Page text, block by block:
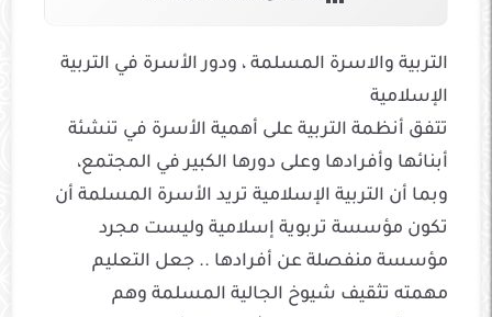
التربية والاسرة المسلمة ، ودور الأسرة في التربية
الإسلامية
تتفق أنظمة التربية على أهمية الأسرة في تنشئة
أبنائها وأفرادها وعلى دورها الكبير في المجتمع،
وبما أن التربية الإسلامية تريد الأسرة المسلمة أن
تكون مؤسسة تربوية إسلامية وليست مجرد
مؤسسة منفصلة عن أفرادها .. جعل التعليم
مهمته تثقيف شيوخ الجالية المسلمة وهم